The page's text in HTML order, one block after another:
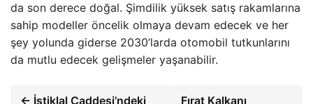
da son derece doğal. Şimdilik yüksek satış rakamlarına
sahip modeller öncelik olmaya devam edecek ve her
şey yolunda giderse 2030’larda otomobil tutkunlarını
da mutlu edecek gelişmeler yaşanabilir.
← İstiklal Caddesi’ndeki
Fırat Kalkanı